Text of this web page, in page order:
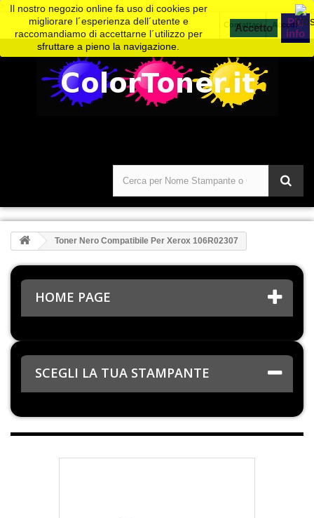
Accedi
Contattaci
Il nostro negozio online fa uso di cookies per
migliorare l´esperienza dell´utente e
raccomandiamo di accettarne l´utilizzo per
sfruttare a pieno la navigazione.
Piú
info
Toner Nero Compatibile Per Xerox 106R02307
HOME PAGE
SCEGLI LA TUA STAMPANTE